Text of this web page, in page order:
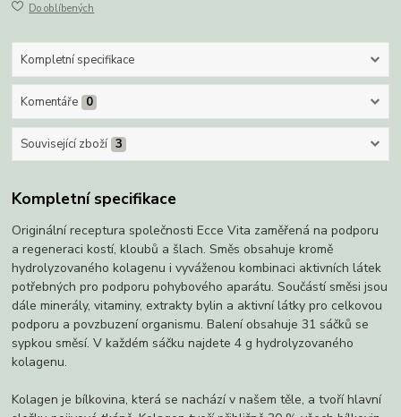
Do oblíbených
Kompletní specifikace
Komentáře 0
Související zboží 3
Kompletní specifikace
Originální receptura společnosti Ecce Vita zaměřená na podporu
a regeneraci kostí, kloubů a šlach. Směs obsahuje kromě
hydrolyzovaného kolagenu i vyváženou kombinaci aktivních látek
potřebných pro podporu pohybového aparátu. Součástí směsi jsou
dále minerály, vitaminy, extrakty bylin a aktivní látky pro celkovou
podporu a povzbuzení organismu. Balení obsahuje 31 sáčků se
sypkou směsí. V každém sáčku najdete 4 g hydrolyzovaného
kolagenu.
Kolagen je bílkovina, která se nachází v našem těle, a tvoří hlavní